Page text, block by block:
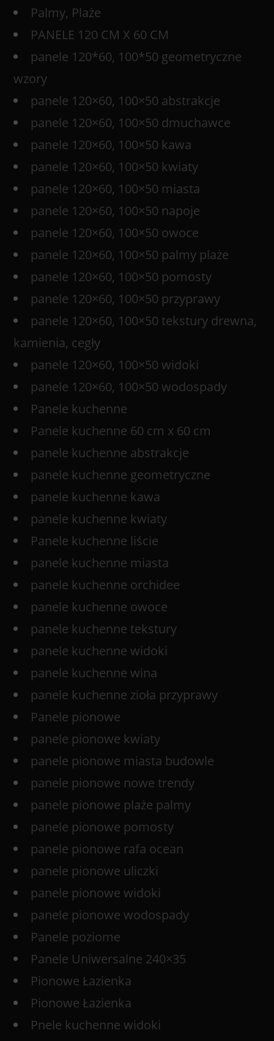
Palmy, Plaże
PANELE 120 CM X 60 CM
panele 120*60, 100*50 geometryczne
wzory
panele 120×60, 100×50 abstrakcje
panele 120×60, 100×50 dmuchawce
panele 120×60, 100×50 kawa
panele 120×60, 100×50 kwiaty
panele 120×60, 100×50 miasta
panele 120×60, 100×50 napoje
panele 120×60, 100×50 owoce
panele 120×60, 100×50 palmy plaże
panele 120×60, 100×50 pomosty
panele 120×60, 100×50 przyprawy
panele 120×60, 100×50 tekstury drewna,
kamienia, cegły
panele 120×60, 100×50 widoki
panele 120×60, 100×50 wodospady
Panele kuchenne
Panele kuchenne 60 cm x 60 cm
panele kuchenne abstrakcje
panele kuchenne geometryczne
panele kuchenne kawa
panele kuchenne kwiaty
Panele kuchenne liście
panele kuchenne miasta
panele kuchenne orchidee
panele kuchenne owoce
panele kuchenne tekstury
panele kuchenne widoki
panele kuchenne wina
panele kuchenne zioła przyprawy
Panele pionowe
panele pionowe kwiaty
panele pionowe miasta budowle
panele pionowe nowe trendy
panele pionowe plaże palmy
panele pionowe pomosty
panele pionowe rafa ocean
panele pionowe uliczki
panele pionowe widoki
panele pionowe wodospady
Panele poziome
Panele Uniwersalne 240×35
Pionowe Łazienka
Pionowe Łazienka
Pnele kuchenne widoki